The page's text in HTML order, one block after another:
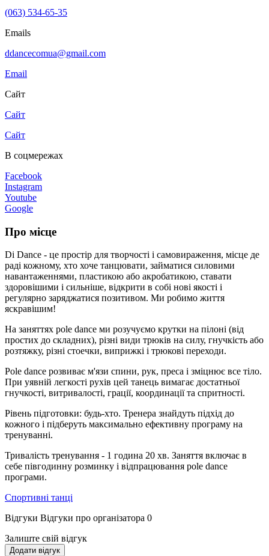
(063) 534-65-35
Emails
ddancecomua@gmail.com
Email
Сайт
Сайт
Сайт
В соцмережах
Facebook
Instagram
Youtube
Google
Про місце
Di Dance - це простір для творчості і самовираження, місце де
раді кожному, хто хоче танцювати, займатися силовими
навантаженнями, пластикою або акробатикою, ставати
здоровішими і сильніше, відкрити в собі нові якості і
регулярно заряджатися позитивом. Ми робимо життя
яскравішим!
На заняттях pole dance ми розучуємо крутки на пілоні (від
простих до складних), різні види трюків на силу, гнучкість або
розтяжку, різні стоечки, виприжкі і трюкові переходи.
Pole dance розвиває м'язи спини, рук, преса і зміцнює все тіло.
При уявній легкості рухів цей танець вимагає достатньої
гнучкості, витривалості, грації, координації та спритності.
Рівень підготовки: будь-хто. Тренера знайдуть підхід до
кожного і підберуть максимально ефективну програму на
тренуванні.
Тривалість тренування - 1 година 20 хв. Заняття включає в
себе півгодинну розминку і відпрацювання pole dance
програми.
Спортивні танці
Відгуки Відгуки про організатора 0
Залиште свій відгук
Додати відгук